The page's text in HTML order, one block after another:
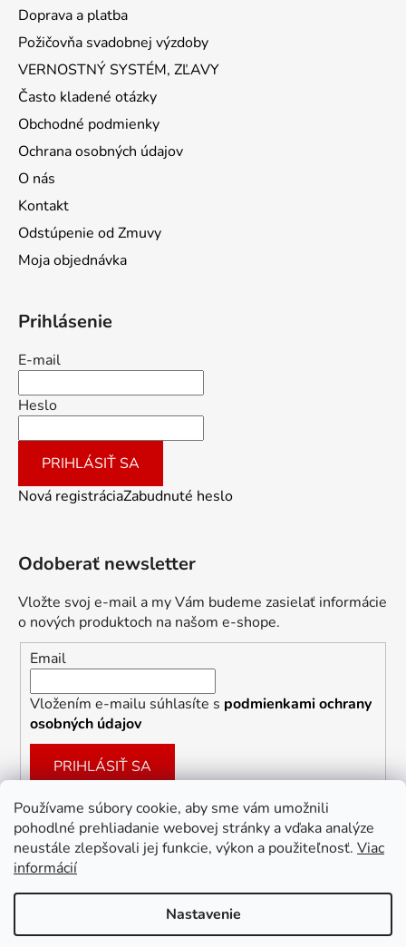
Používame súbory cookie, aby sme vám umožnili
pohodlné prehliadanie webovej stránky a vďaka analýze
neustále zlepšovali jej funkcie, výkon a použiteľnosť. Viac
informácií
Nastavenie
Doprava a platba
Požičovňa svadobnej výzdoby
VERNOSTNÝ SYSTÉM, ZĽAVY
Často kladené otázky
Obchodné podmienky
Ochrana osobných údajov
O nás
Kontakt
Odstúpenie od Zmuvy
Moja objednávka
Prihlásenie
E-mail
Heslo
PRIHLÁSIŤ SA
Nová registráciaZabudnuté heslo
Odoberať newsletter
Vložte svoj e-mail a my Vám budeme zasielať informácie
o nových produktoch na našom e-shope.
Email
Vložením e-mailu súhlasíte s podmienkami ochrany
osobných údajov
PRIHLÁSIŤ SA
Facebook